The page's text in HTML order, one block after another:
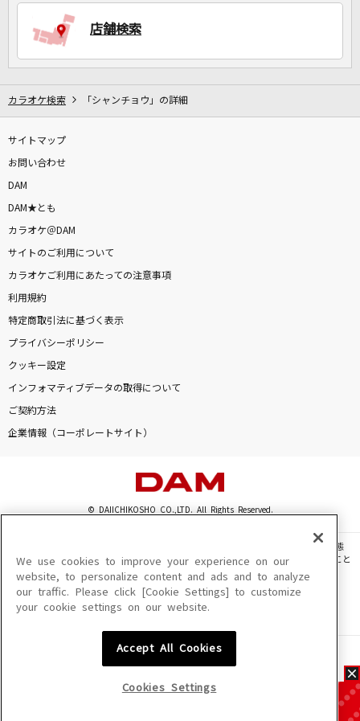
カラオケをもっと楽しもう！
店舗検索
カラオケ検索 「シャンチョウ」の詳細
サイトマップ
お問い合わせ
DAM
DAM★とも
カラオケ＠DAM
サイトのご利用について
カラオケご利用にあたっての注意事項
利用規約
特定商取引法に基づく表示
プライバシーポリシー
クッキー設定
インフォマティブデータの取得について
ご契約方法
企業情報（コーポレートサイト）
© DAIICHIKOSHO CO.,LTD. All Rights Reserved.
このサイトに掲載されている一切の文章・画像・写真・動画・音声等を、手段や形態
を問わず、著作権法の定める範囲を超えて無断で複製、転載、ファイル化などすること
を禁じます。
楽曲及びコンテンツは、機種によりご利用いただけない場合があります。
楽曲及びコンテンツの配信日、配信内容が変更になる場合があります。
We use cookies to improve your experience on our
website, to personalize content and ads and to analyze
our traffic. Please click [Cookie Settings] to customize
your cookie settings on our website.
Accept All Cookies
Cookies Settings